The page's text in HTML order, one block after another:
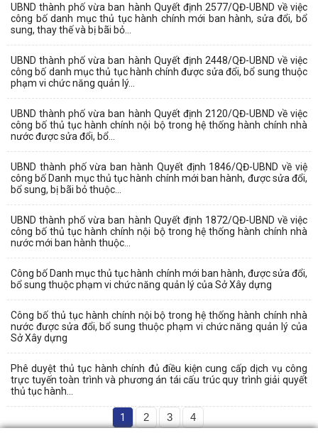
UBND thành phố vừa ban hành Quyết định 2577/QĐ-UBND về việc
công bố danh mục thủ tục hành chính mới ban hành, sửa đổi, bổ
sung, thay thế và bị bãi bỏ...
UBND thành phố vừa ban hành Quyết định 2448/QĐ-UBND về việc
công bố danh mục thủ tục hành chính được sửa đổi, bổ sung thuộc
phạm vi chức năng quản lý...
UBND thành phố vừa ban hành Quyết định 2120/QĐ-UBND về việc
công bố thủ tục hành chính nội bộ trong hệ thống hành chính nhà
nước được sửa đổi, bổ...
UBND thành phố vừa ban hành Quyết định 1846/QĐ-UBND về việ
công bố Danh mục thủ tục hành chính mới ban hành, được sửa đổi,
bổ sung, bị bãi bỏ thuộc...
UBND thành phố vừa ban hành Quyết định 1872/QĐ-UBND về việc
công bố thủ tục hành chính nội bộ trong hệ thống hành chính nhà
nước mới ban hành thuộc...
Công bố Danh mục thủ tục hành chính mới ban hành, được sửa đổi,
bổ sung thuộc phạm vi chức năng quản lý của Sở Xây dựng
Công bố thủ tục hành chính nội bộ trong hệ thống hành chính nhà
nước được sửa đổi, bổ sung thuộc phạm vi chức năng quản lý của
Sở Xây dựng
Phê duyệt thủ tục hành chính đủ điều kiện cung cấp dịch vụ công
trực tuyến toàn trình và phương án tái cấu trúc quy trình giải quyết
thủ tục hành...
1 2 3 4